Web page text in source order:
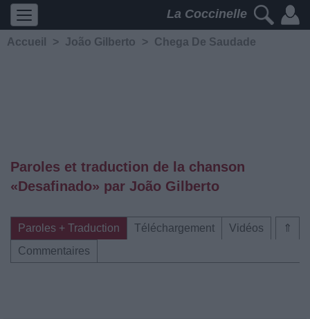
La Coccinelle
Accueil > João Gilberto > Chega De Saudade
Paroles et traduction de la chanson
«Desafinado» par João Gilberto
⇑
Paroles + Traduction Téléchargement
Vidéos
Commentaires